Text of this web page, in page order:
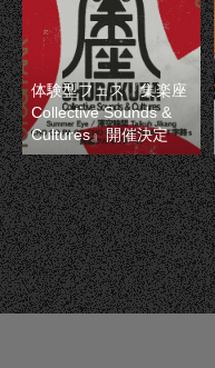
体験型フェス『集楽座
Collective Sounds &
Cultures』開催決定